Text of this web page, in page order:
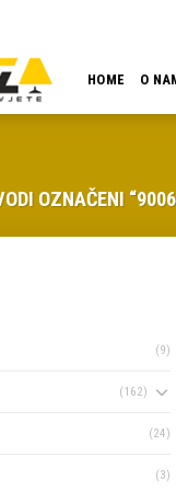
HOME O
OZNAČENI
(9)
(162)
(24)
(3)